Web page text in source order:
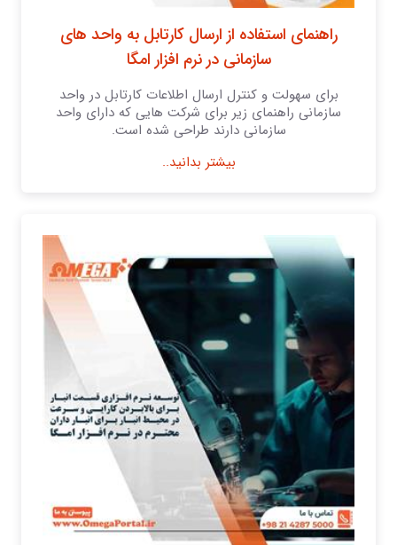
راهنمای استفاده از ارسال کارتابل به واحد های
سازمانی در نرم افزار امگا
برای سهولت و کنترل ارسال اطلاعات کارتابل در واحد
سازمانی راهنمای زیر برای شرکت هایی که دارای واحد
سازمانی دارند طراحی شده است.
بیشتر بدانید..